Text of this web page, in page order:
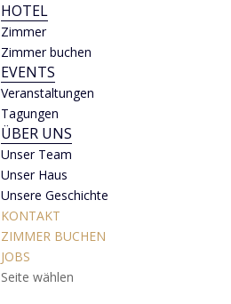
HOTEL
Zimmer
Zimmer buchen
EVENTS
Veranstaltungen
Tagungen
ÜBER UNS
Unser Team
Unser Haus
Unsere Geschichte
KONTAKT
ZIMMER BUCHEN
JOBS
Seite wählen